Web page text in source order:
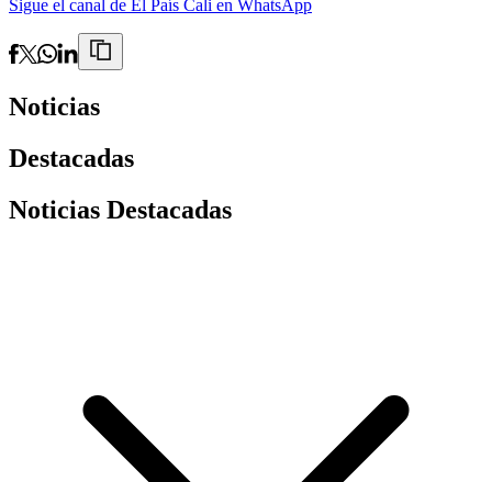
Sigue el canal de El País Cali en WhatsApp
Noticias
Destacadas
Noticias Destacadas